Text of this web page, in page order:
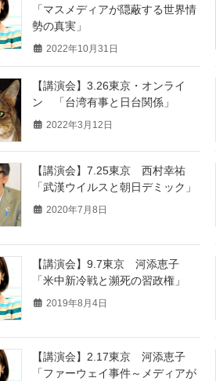
「マスメディアが隠蔽する世界情
勢の真実」
2022年10月31日
【講演会】3.26東京・オンライ
ン 「台湾有事と日台関係」
2022年3月12日
【講演会】7.25東京 西村幸祐
「武漢ウイルスと朝日デミック」
2020年7月8日
【講演会】9.7東京 河添恵子
「米中新冷戦と瀕死の習政権」
2019年8月4日
【講演会】2.17東京 河添恵子
「ファーウェイ事件～メディアが